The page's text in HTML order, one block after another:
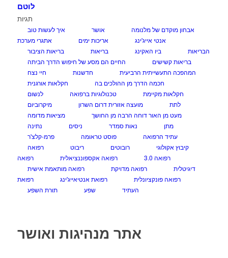
לוטם
תגיות
אבחון מוקדם של מלנומה אושר
איך לעשות טוב
אנטי אייג'ינג
אריכות ימים
אתגרי מערכת
הבריאות
ביו האקינג בריאות
בריאות הציבור
בריאות קשישים
החיים הם מסע של חיפוש הדרך הביתה
המהפכה התעשייתית הרביעית
חדשנות
חיי נצח
חכמה הדרך מן ההולכים בה
חקלאות אורגנית
חקלאות מקיימת
טכנולוגיות ברפואה
לנשום
לתת
מועצה אזורית דרום השרון
מיקרוביום
מעט מן האור דוחה הרבה מן החושך
מציאות מדומה
מתן
נאות סמדר ניסים
נתינה
עתיד הרפואה
פוסט טראומה
פרמ-קלצ'ר
קיבוץ אקולוגי
רובוטים ריבוט
רפואה
רפואה 3.0
רפואה אקספוננציאלית
רפואה
דיגיטלית
רפואה מדויקת
רפואה מותאמת אישית
רפואה פונקציונלית
רפואת אנטיאייג'ינג
רפואת
העתיד
שפע תורת השפע
אתר מנהיגות ואושר